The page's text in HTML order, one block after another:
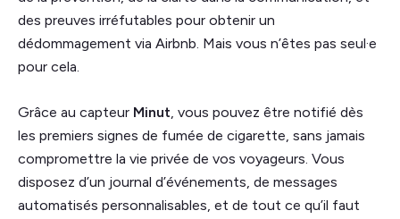
des preuves irréfutables pour obtenir un
dédommagement via Airbnb. Mais vous n’êtes pas seul·e
pour cela.
Grâce au capteur Minut, vous pouvez être notifié dès
les premiers signes de fumée de cigarette, sans jamais
compromettre la vie privée de vos voyageurs. Vous
disposez d’un journal d’événements, de messages
automatisés personnalisables, et de tout ce qu’il faut